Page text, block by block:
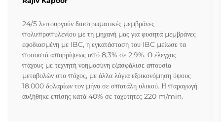
24/5 λειτουργούν διαστρωματικές μεμβράνες
πολυπροπυλενίου με τη μηχανή μας για φυσητά μεμβράνες
εφοδιασμένη με IBC, η εγκατάσταση του IBC μείωσε τα
ποσοστά απορρίψεως από 8,3% σε 2,9%. Ο έλεγχος
πάχους με τεχνητή νοημοσύνη εξασφάλισε απουσία
μεταβολών στο πάχος, με άλλα λόγια εξοικονόμηση ύψους
18.000 δολαρίων τον μήνα σε σπατάλη υλικού. Η παραγωγή
αυξήθηκε επίσης κατά 40% σε ταχύτητες 220 m/min.